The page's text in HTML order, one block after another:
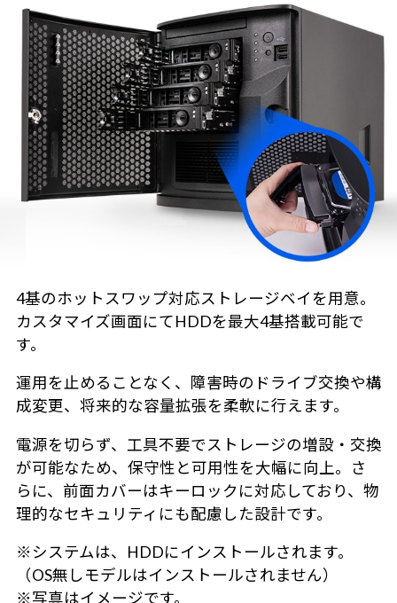
4基のホットスワップ対応ストレージベイを用意。
カスタマイズ画面にてHDDを最大4基搭載可能で
す。
運用を止めることなく、障害時のドライブ交換や構
成変更、将来的な容量拡張を柔軟に行えます。
電源を切らず、工具不要でストレージの増設・交換
が可能なため、保守性と可用性を大幅に向上。さ
らに、前面カバーはキーロックに対応しており、物
理的なセキュリティにも配慮した設計です。
※システムは、HDDにインストールされます。
（OS無しモデルはインストールされません）
※写真はイメージです。